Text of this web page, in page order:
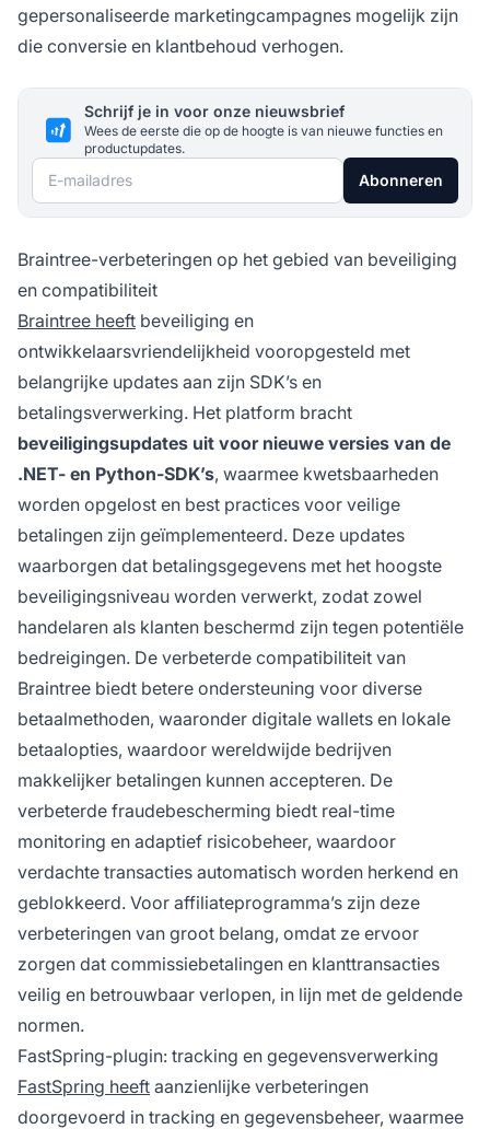
gepersonaliseerde marketingcampagnes mogelijk zijn
die conversie en klantbehoud verhogen.
Schrijf je in voor onze nieuwsbrief
Wees de eerste die op de hoogte is van nieuwe functies en
productupdates.
E-mailadres Abonneren
Braintree-verbeteringen op het gebied van beveiliging
en compatibiliteit
Braintree heeft beveiliging en
ontwikkelaarsvriendelijkheid vooropgesteld met
belangrijke updates aan zijn SDK’s en
betalingsverwerking. Het platform bracht
beveiligingsupdates uit voor nieuwe versies van de
.NET- en Python-SDK’s, waarmee kwetsbaarheden
worden opgelost en best practices voor veilige
betalingen zijn geïmplementeerd. Deze updates
waarborgen dat betalingsgegevens met het hoogste
beveiligingsniveau worden verwerkt, zodat zowel
handelaren als klanten beschermd zijn tegen potentiële
bedreigingen. De verbeterde compatibiliteit van
Braintree biedt betere ondersteuning voor diverse
betaalmethoden, waaronder digitale wallets en lokale
betaalopties, waardoor wereldwijde bedrijven
makkelijker betalingen kunnen accepteren. De
verbeterde fraudebescherming biedt real-time
monitoring en adaptief risicobeheer, waardoor
verdachte transacties automatisch worden herkend en
geblokkeerd. Voor affiliateprogramma’s zijn deze
verbeteringen van groot belang, omdat ze ervoor
zorgen dat commissiebetalingen en klanttransacties
veilig en betrouwbaar verlopen, in lijn met de geldende
normen.
FastSpring-plugin: tracking en gegevensverwerking
FastSpring heeft aanzienlijke verbeteringen
doorgevoerd in tracking en gegevensbeheer, waarmee